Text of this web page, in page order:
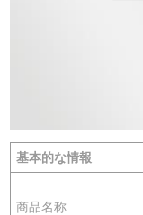
基本的な情報
商品名称